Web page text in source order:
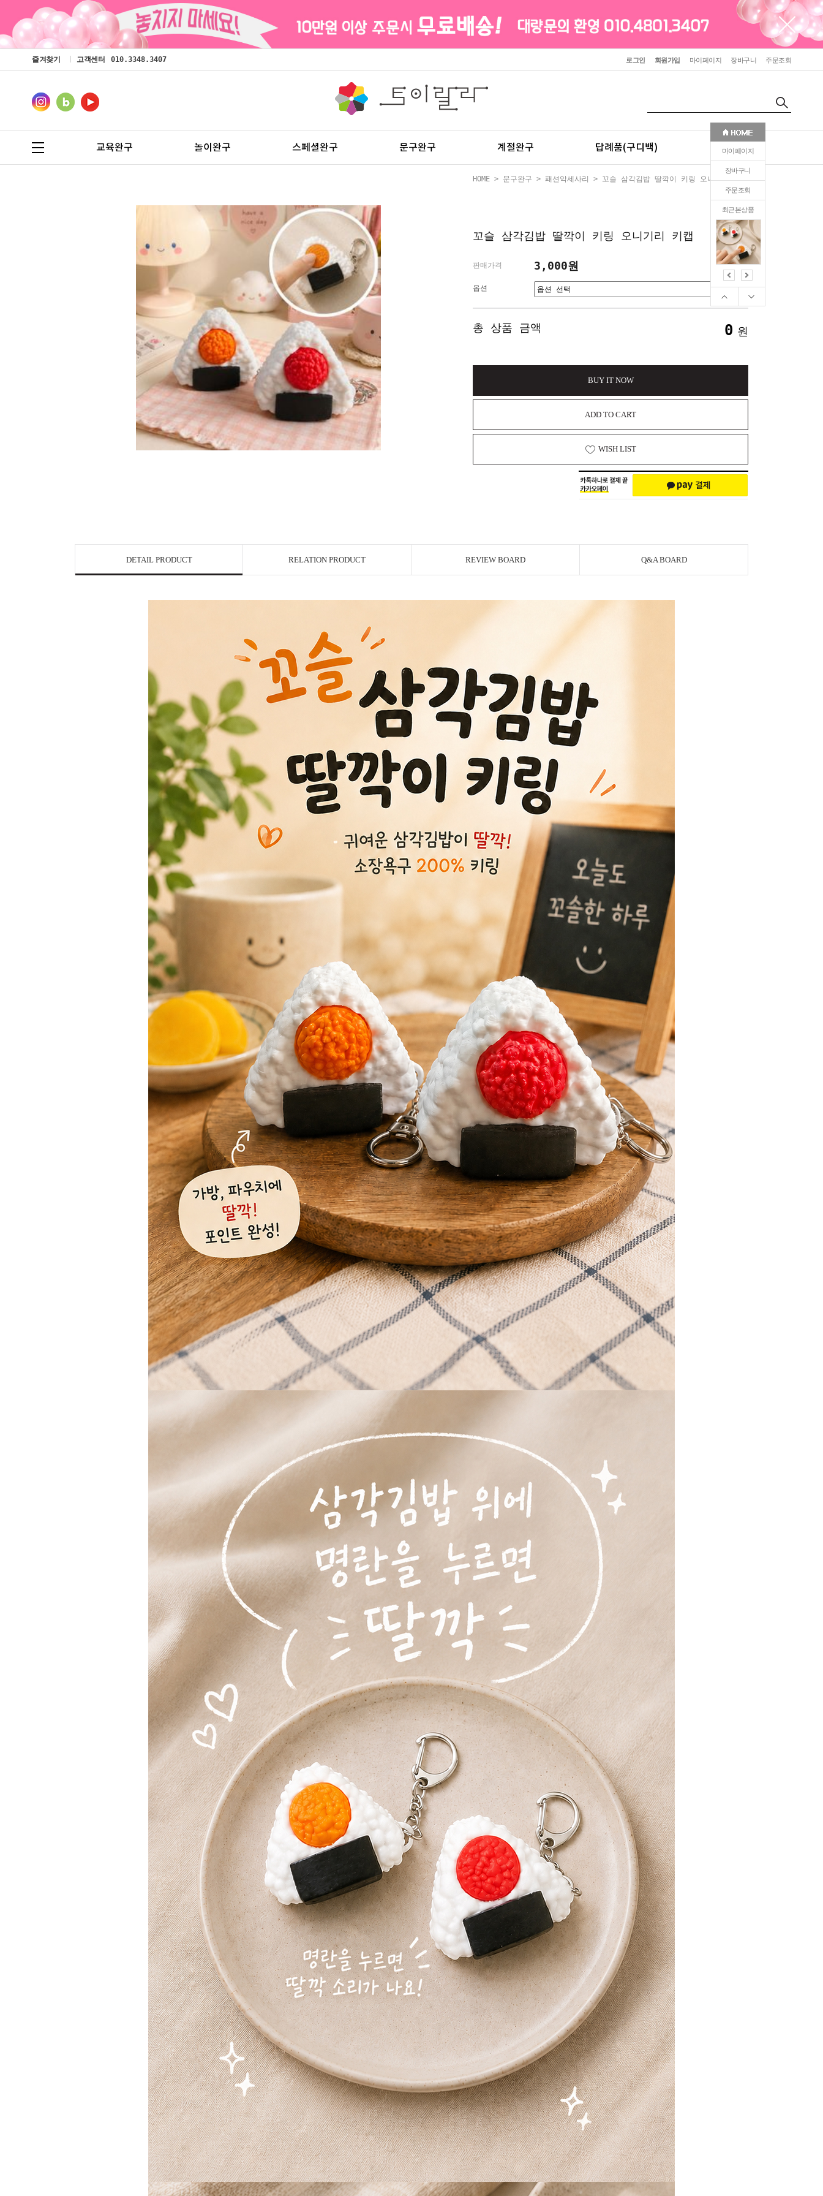
마이페이지
장바구니
주문조회
최근본상품
즐겨찾기 고객센터 010.3348.3407 로그인 회원가입 마이페이지 장바구니 주문조회
교육완구 놀이완구 스페셜완구 문구완구 계절완구 답례품(구디백) 판촉(인쇄)
HOME > 문구완구 > 패션악세사리 > 꼬슬 삼각김밥 딸깍이 키링 오니기리 키캡
0
꼬슬 삼각김밥 딸깍이 키링 오니기리 키캡
판매가격 3,000원
옵션
총 상품 금액 0 원
BUY IT NOW
ADD TO CART
WISH LIST
DETAIL PRODUCT RELATION PRODUCT REVIEW BOARD Q&A BOARD